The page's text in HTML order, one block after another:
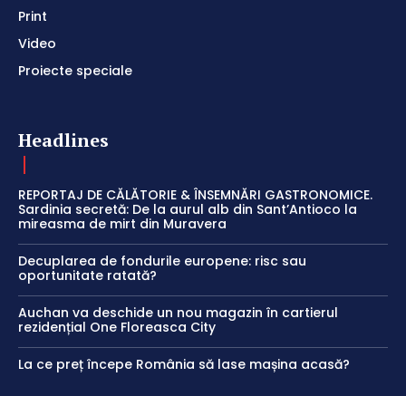
Print
Video
Proiecte speciale
Headlines
REPORTAJ DE CĂLĂTORIE & ÎNSEMNĂRI GASTRONOMICE.
Sardinia secretă: De la aurul alb din Sant’Antioco la
mireasma de mirt din Muravera
Decuplarea de fondurile europene: risc sau
oportunitate ratată?
Auchan va deschide un nou magazin în cartierul
rezidențial One Floreasca City
La ce preț începe România să lase mașina acasă?